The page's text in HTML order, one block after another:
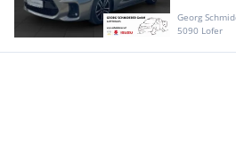
Georg
5090 Lofer